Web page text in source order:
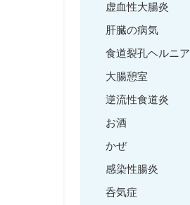
虚血性大腸炎
肝臓の病気
食道裂孔ヘルニア
大腸憩室
逆流性食道炎
お酒
かぜ
感染性腸炎
呑気症